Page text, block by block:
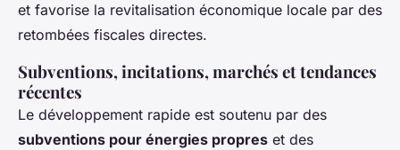
et favorise la revitalisation économique locale par des
retombées fiscales directes.
Subventions, incitations, marchés et tendances
récentes
Le développement rapide est soutenu par des
subventions pour énergies propres et des